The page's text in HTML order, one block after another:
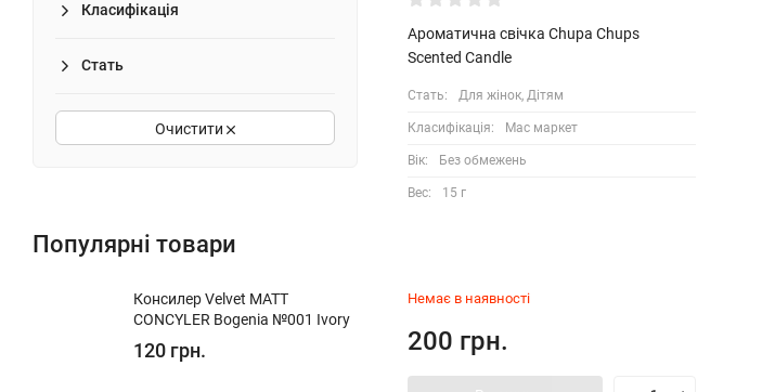
Класифікація
Стать
Очистити
Популярні товари
Консилер Velvet MATT
CONCYLER Bogenia №001 Ivory
120 грн.
Ароматична свічка Chupa Chups
Scented Candle
Стать: Для жінок, Дітям
Класифікація: Мас маркет
Вік: Без обмежень
Вес: 15 г
Немає в наявності
200 грн.